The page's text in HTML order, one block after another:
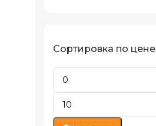
Сортировка по цене